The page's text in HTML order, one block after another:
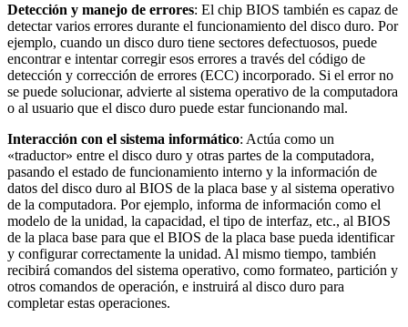
Detección y manejo de errores: El chip BIOS también es capaz de
detectar varios errores durante el funcionamiento del disco duro. Por
ejemplo, cuando un disco duro tiene sectores defectuosos, puede
encontrar e intentar corregir esos errores a través del código de
detección y corrección de errores (ECC) incorporado. Si el error no
se puede solucionar, advierte al sistema operativo de la computadora
o al usuario que el disco duro puede estar funcionando mal.
Interacción con el sistema informático: Actúa como un
«traductor» entre el disco duro y otras partes de la computadora,
pasando el estado de funcionamiento interno y la información de
datos del disco duro al BIOS de la placa base y al sistema operativo
de la computadora. Por ejemplo, informa de información como el
modelo de la unidad, la capacidad, el tipo de interfaz, etc., al BIOS
de la placa base para que el BIOS de la placa base pueda identificar
y configurar correctamente la unidad. Al mismo tiempo, también
recibirá comandos del sistema operativo, como formateo, partición y
otros comandos de operación, e instruirá al disco duro para
completar estas operaciones.